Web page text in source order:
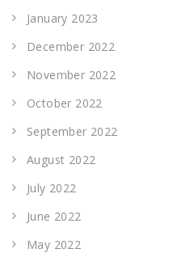
January 2023
December 2022
November 2022
October 2022
September 2022
August 2022
July 2022
June 2022
May 2022